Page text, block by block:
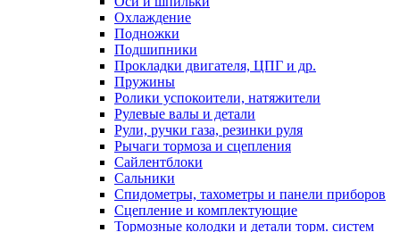
Охлаждение
Подножки
Подшипники
Прокладки двигателя, ЦПГ и др.
Пружины
Ролики успокоители, натяжители
Рулевые валы и детали
Рули, ручки газа, резинки руля
Рычаги тормоза и сцепления
Сайлентблоки
Сальники
Спидометры, тахометры и панели приборов
Сцепление и комплектующие
Тормозные колодки и детали торм. систем